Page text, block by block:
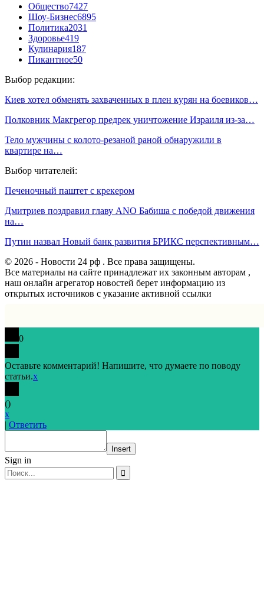
Общество7427
Шоу-Бизнес6895
Политика2031
Здоровье419
Кулинария187
Пикантное50
Выбор редакции:
Киев хотел обменять захваченных в плен курян на боевиков…
Полковник Макгрегор предрек уничтожение Израиля из-за…
Тело мужчины с колото-резаной раной обнаружили в
квартире на…
Выбор читателей:
Печеночный паштет с крекером
Дмитриев поздравил главу ANO Бабиша с победой движения
на…
Путин назвал Новый банк развития БРИКС перспективным…
© 2026 - Новости 24 рф . Все права защищены.
Все материалы на сайте принадлежат их законным авторам ,
наш онлайн агрегатор новостей берет информацию из
открытых источников с указание активной ссылки
0
Оставьте комментарий! Напишите, что думаете по поводу
статьи.x
()
x
| Ответить
Insert
Sign in